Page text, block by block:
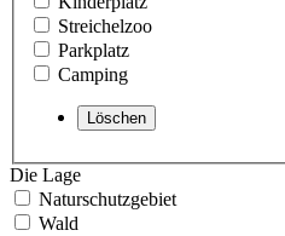
Streichelzoo
Parkplatz
Camping
Die Lage
Naturschutzgebiet
Wald